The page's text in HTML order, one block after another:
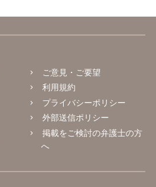
ご意見・ご要望
利用規約
プライバシーポリシー
外部送信ポリシー
掲載をご検討の弁護士の方
へ